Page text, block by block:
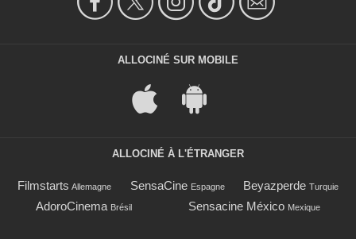
ALLOCINÉ SUR MOBILE
ALLOCINÉ À L'ÉTRANGER
Filmstarts Allemagne SensaCine Espagne Beyazperde Turquie
AdoroCinema Brésil Sensacine México Mexique